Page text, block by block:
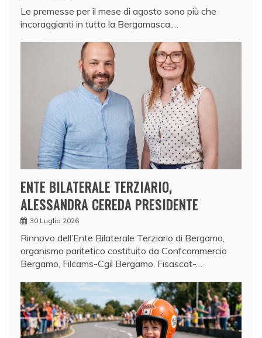
Le premesse per il mese di agosto sono più che
incoraggianti in tutta la Bergamasca,…
ENTE BILATERALE TERZIARIO,
ALESSANDRA CEREDA PRESIDENTE
30 Luglio 2026
Rinnovo dell’Ente Bilaterale Terziario di Bergamo,
organismo paritetico costituito da Confcommercio
Bergamo, Filcams-Cgil Bergamo, Fisascat-…